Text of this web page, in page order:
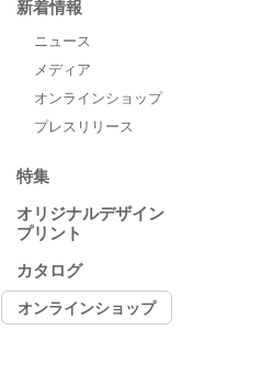
新着情報
ニュース
メディア
オンラインショップ
プレスリリース
特集
オリジナルデザイン
プリント
カタログ
オンラインショップ